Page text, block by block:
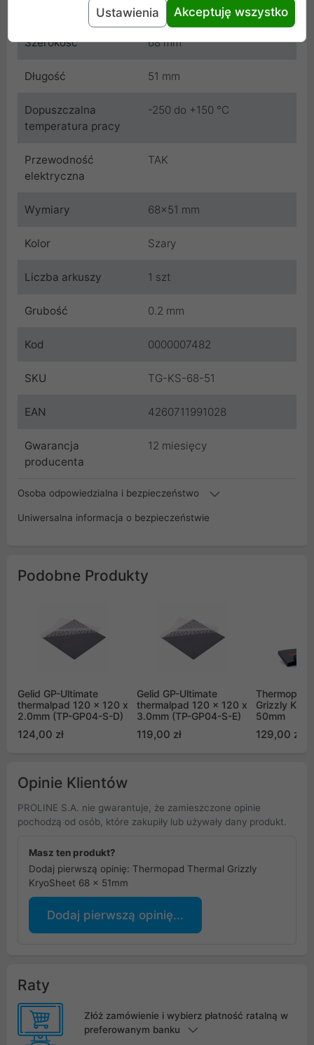
Cechy produktu
Szerokość 68 mm
Długość 51 mm
Dopuszczalna
temperatura pracy
-250 do +150 °C
Przewodność
elektryczna
TAK
Wymiary 68x51 mm
Kolor Szary
Liczba arkuszy 1 szt
Grubość 0.2 mm
Kod 0000007482
SKU TG-KS-68-51
EAN 4260711991028
Gwarancja
producenta
12 miesięcy
Osoba odpowiedzialna i bezpieczeństwo
Uniwersalna informacja o bezpieczeństwie
Podobne Produkty
Gelid GP-Ultimate
thermalpad 120 x 120 x
2.0mm (TP-GP04-S-D)
124,00 zł
Gelid GP-Ultimate
thermalpad 120 x 120 x
3.0mm (TP-GP04-S-E)
119,00 zł
Thermopad
Grizzly
50mm
129,00 zł
Opinie Klientów
PROLINE S.A. nie gwarantuje, że zamieszczone opinie
pochodzą od osób, które zakupiły lub używały dany produkt.
Masz ten produkt?
Dodaj pierwszą opinię: Thermopad Thermal Grizzly
KryoSheet 68 x 51mm
Dodaj pierwszą opinię...
Raty
Złóż zamówienie i wybierz płatność ratalną w
preferowanym banku
Ustawienia Akceptuję wszystko